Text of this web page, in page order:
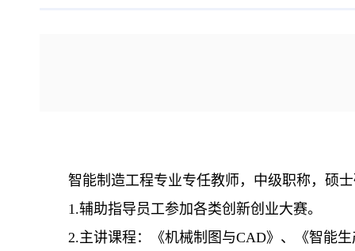
智能制造工程专业专任教师，中级职称，硕
1.辅助指导员工参加各类创新创业大赛。
2.主讲课程：《机械制图与CAD》、《智能